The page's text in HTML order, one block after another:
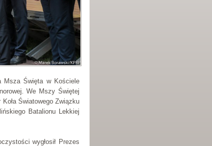
Msza Święta w Kościele
We Mszy Świętej
Światowego Związku
Batalionu Lekkiej
wygłosił Prezes